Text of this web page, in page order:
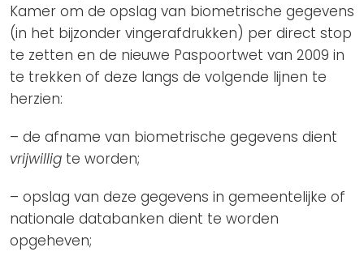
Kamer om de opslag van biometrische gegevens
(in het bijzonder vingerafdrukken) per direct stop
te zetten en de nieuwe Paspoortwet van 2009 in
te trekken of deze langs de volgende lijnen te
herzien:
– de afname van biometrische gegevens dient
vrijwillig te worden;
– opslag van deze gegevens in gemeentelijke of
nationale databanken dient te worden
opgeheven;